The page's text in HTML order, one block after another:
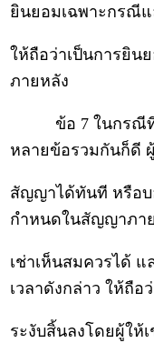
ยินยอมเฉพาะกรณีแ
ให้ถือว่าเป็นการยิ
ภายหลัง
ข้อ 7 ในกรณีที่ผู้
หลายข้อรวมกันก็ดี
สัญญาได้ทันที หรือบ
กำหนดในสัญญาภา
เช่าเห็นสมควรได้
เวลาดังกล่าว ให้ถื
ระงับสิ้นลงโดยผู้ให้